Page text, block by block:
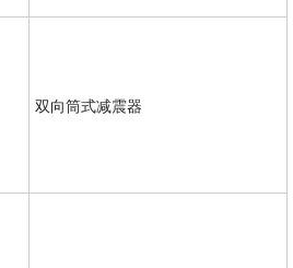
双向筒式减震器